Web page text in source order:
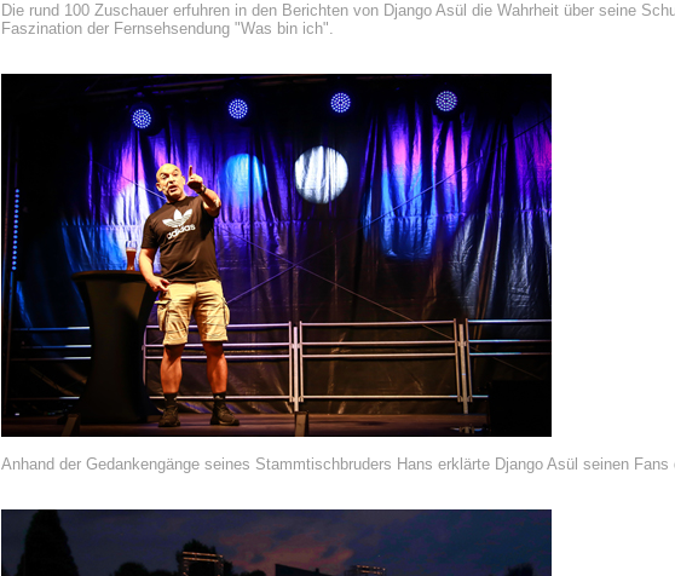
Die rund 100 Zuschauer erfuhren in den Berichten von Django Asül die Wahrheit über seine
Faszination der Fernsehsendung "Was bin ich".
Anhand der Gedankengänge seines Stammtischbruders Hans erklärte Django Asül seinen